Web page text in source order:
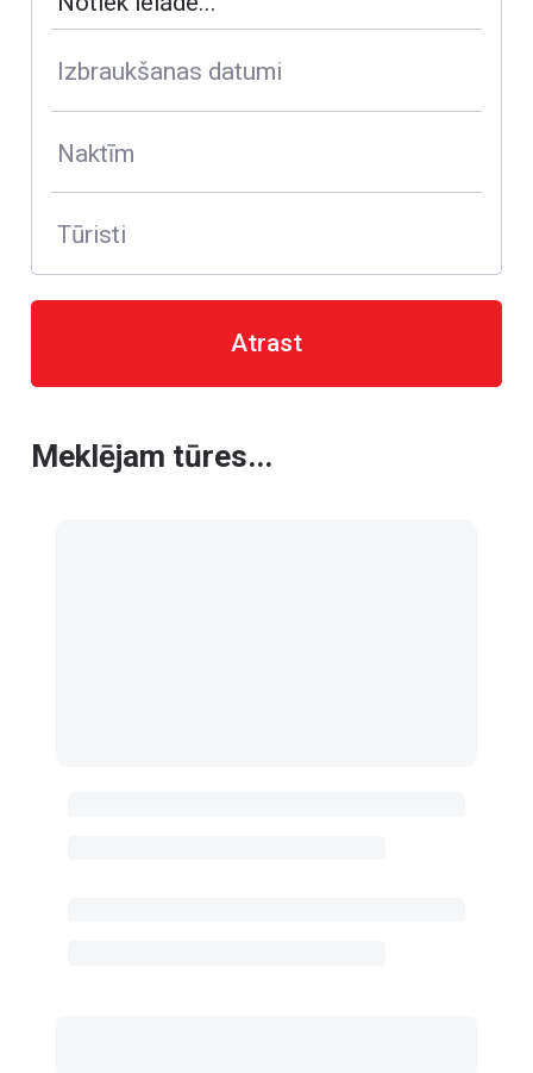
Izbraukšanas datumi
Naktīm
Tūristi
Atrast
Meklējam tūres...